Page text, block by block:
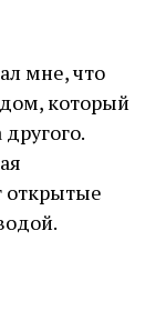
мне, что
дом, который
открытые